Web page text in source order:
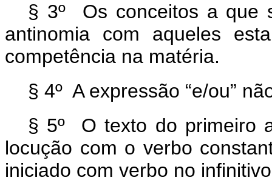
§ 3º Os conceitos a que
antinomia com aqueles
competência na matéria.
§ 4º A expressão “e/ou”
§ 5º O texto do primeiro
locução com o verbo
iniciado com verbo no